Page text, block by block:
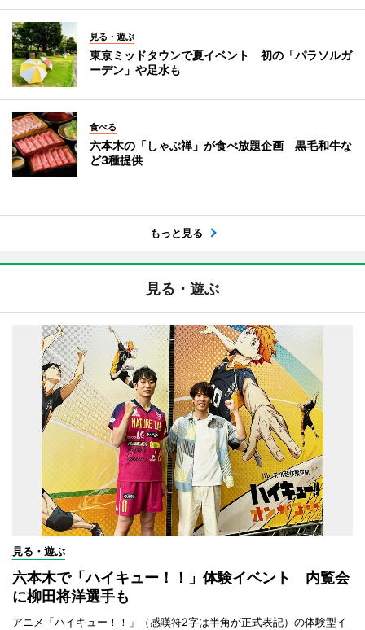
見る・遊ぶ
東京ミッドタウンで夏イベント 初の「パラソルガ
ーデン」や足水も
食べる
六本木の「しゃぶ禅」が食べ放題企画 黒毛和牛な
ど3種提供
もっと見る
見る・遊ぶ
見る・遊ぶ
六本木で「ハイキュー！！」体験イベント 内覧会
に柳田将洋選手も
アニメ「ハイキュー！！」（感嘆符2字は半角が正式表記）の体験型イ